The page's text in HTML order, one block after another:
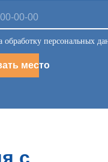
обработку персональных
место